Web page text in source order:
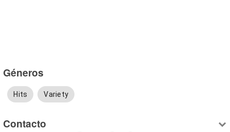
Géneros
Hits Variety
Contacto